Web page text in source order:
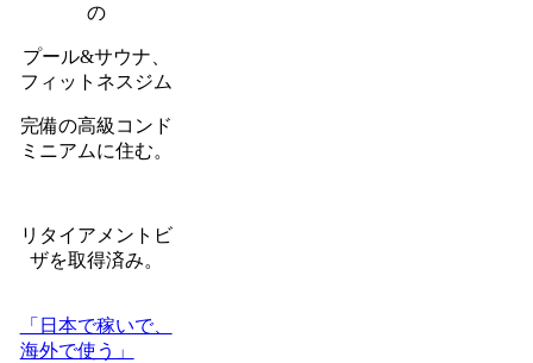
の
プール&サウナ、
フィットネスジム
完備の高級コンド
ミニアムに住む。
リタイアメントビ
ザを取得済み。
「日本で稼いで、
海外で使う」